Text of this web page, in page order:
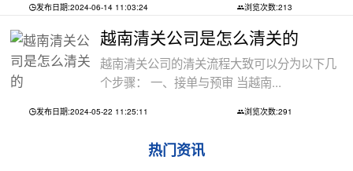
发布日期:2024-06-14 11:03:24 浏览次数:213
越南清关公司是怎么清关的
越南清关公司的清关流程大致可以分为以下几
个步骤： 一、接单与预审 当越南...
发布日期:2024-05-22 11:25:11 浏览次数:291
热门资讯